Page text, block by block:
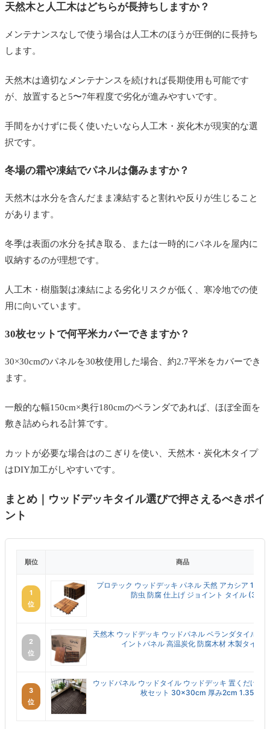
天然木と人工木はどちらが長持ちしますか？
メンテナンスなしで使う場合は人工木のほうが圧倒的に長持ち
します。
天然木は適切なメンテナンスを続ければ長期使用も可能です
が、放置すると5〜7年程度で劣化が進みやすいです。
手間をかけずに長く使いたいなら人工木・炭化木が現実的な選
択です。
冬場の霜や凍結でパネルは傷みますか？
天然木は水分を含んだまま凍結すると割れや反りが生じること
があります。
冬季は表面の水分を拭き取る、または一時的にパネルを屋内に
収納するのが理想です。
人工木・樹脂製は凍結による劣化リスクが低く、寒冷地での使
用に向いています。
30枚セットで何平米カバーできますか？
30×30cmのパネルを30枚使用した場合、約2.7平米をカバーでき
ます。
一般的な幅150cm×奥行180cmのベランダであれば、ほぼ全面を
敷き詰められる計算です。
カットが必要な場合はのこぎりを使い、天然木・炭化木タイプ
はDIY加工がしやすいです。
まとめ｜ウッドデッキタイル選びで押さえるべきポイ
ント
順位 商品
1
位
プロテック ウッドデッキ パネル 天然 アカシア 10枚
防虫 防腐 仕上げ ジョイント タイル (3枚
2
位
天然木 ウッドデッキ ウッドパネル ベランダタイル
イントパネル 高温炭化 防腐木材 木製タイル
3
位
ウッドパネル ウッドタイル ウッドデッキ 置くだけ 人
枚セット 30×30cm 厚み2cm 1.35平...